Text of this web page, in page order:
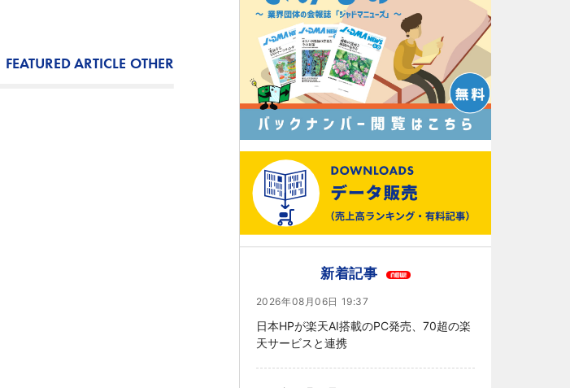
FEATURED ARTICLE OTHER
新着記事
2026年08月06日 19:37
日本HPが楽天AI搭載のPC発売、70超の楽
天サービスと連携